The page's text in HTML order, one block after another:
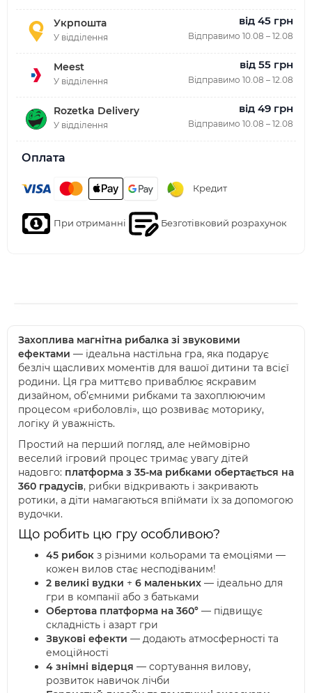
Укрпошта
У відділення
від 45 грн
Відправимо 10.08 – 12.08
Meest
У відділення
від 55 грн
Відправимо 10.08 – 12.08
Rozetka Delivery
У відділення
від 49 грн
Відправимо 10.08 – 12.08
Оплата
Кредит
При отриманні Безготівковий розрахунок
Захоплива магнітна рибалка зі звуковими
ефектами — ідеальна настільна гра, яка подарує
безліч щасливих моментів для вашої дитини та всієї
родини. Ця гра миттєво приваблює яскравим
дизайном, об’ємними рибками та захоплюючим
процесом «риболовлі», що розвиває моторику,
логіку й уважність.
Простий на перший погляд, але неймовірно
веселий ігровий процес тримає увагу дітей
надовго: платформа з 35-ма рибками обертається на
360 градусів, рибки відкривають і закривають
ротики, а діти намагаються впіймати їх за допомогою
вудочки.
Що робить цю гру особливою?
45 рибок з різними кольорами та емоціями —
кожен вилов стає несподіваним!
2 великі вудки + 6 маленьких — ідеально для
гри в компанії або з батьками
Обертова платформа на 360° — підвищує
складність і азарт гри
Звукові ефекти — додають атмосферності та
емоційності
4 знімні відерця — сортування вилову,
розвиток навичок лічби